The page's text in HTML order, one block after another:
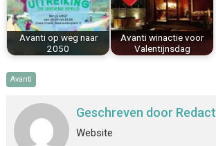
Avanti op weg naar
2050
Avanti winactie voor
Valentijnsdag
Avanti
Geschreven door
Website